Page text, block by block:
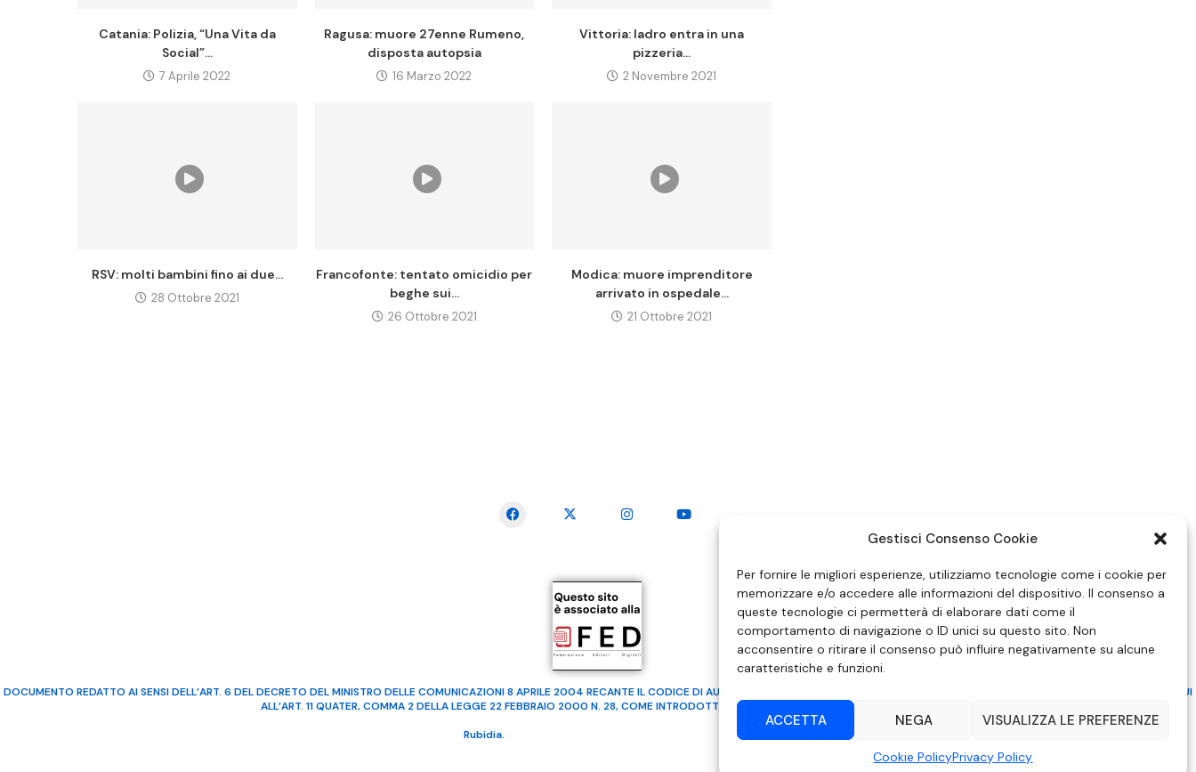
Gestisci Consenso Cookie
Per fornire le migliori esperienze, utilizziamo tecnologie come i cookie per
memorizzare e/o accedere alle informazioni del dispositivo. Il consenso a
queste tecnologie ci permetterà di elaborare dati come il
comportamento di navigazione o ID unici su questo sito. Non
acconsentire o ritirare il consenso può influire negativamente su alcune
caratteristiche e funzioni.
ACCETTA NEGA VISUALIZZA LE PREFERENZE
Cookie PolicyPrivacy Policy
Catania: Polizia, “Una Vita da
Social”...
7 Aprile 2022
Ragusa: muore 27enne Rumeno,
disposta autopsia
16 Marzo 2022
Vittoria: ladro entra in una
pizzeria...
2 Novembre 2021
RSV: molti bambini fino ai due...
28 Ottobre 2021
Francofonte: tentato omicidio per
beghe sui...
26 Ottobre 2021
Modica: muore imprenditore
arrivato in ospedale...
21 Ottobre 2021
DOCUMENTO REDATTO AI SENSI DELL’ART. 6 DEL DECRETO DEL MINISTRO DELLE COMUNICAZIONI 8 APRILE 2004 RECANTE IL CODICE DI AUTOREGOLAMENTAZIONE IN MATERIA DI ATTUAZIONE DEL PRINCIPIO DEL PLURALISMO, DI CUI
ALL’ART. 11 QUATER, COMMA 2 DELLA LEGGE 22 FEBBRAIO 2000 N. 28, COME INTRODOTTO DALLA LEGGE 6 NOVEMBRE 2003, N. 313
Rubidia. Tutti i diritti riservati | RVM Srl – SS 115 Km 339,500 – Modica (RG) | P.Iva 00857190888.